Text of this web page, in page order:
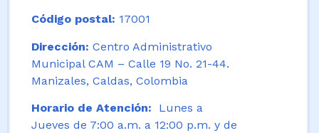
Código postal: 17001
Dirección: Centro Administrativo
Municipal CAM – Calle 19 No. 21-44.
Manizales, Caldas, Colombia
Horario de Atención: Lunes a
Jueves de 7:00 a.m. a 12:00 p.m. y de